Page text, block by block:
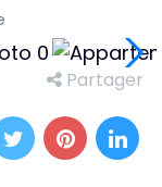
Partager